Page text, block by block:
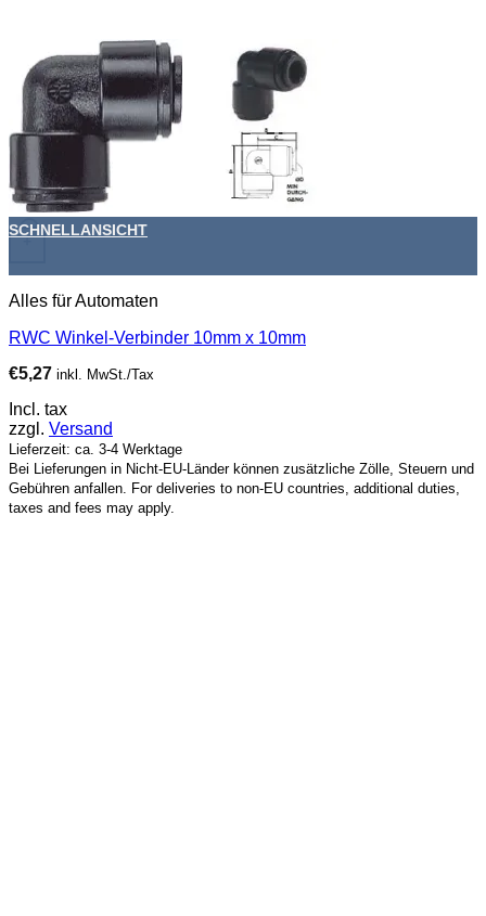
+
SCHNELLANSICHT
Alles für Automaten
RWC Winkel-Verbinder 10mm x 10mm
€5,27 inkl. MwSt./Tax
Incl. tax
zzgl. Versand
Lieferzeit: ca. 3-4 Werktage
Bei Lieferungen in Nicht-EU-Länder können zusätzliche Zölle, Steuern und
Gebühren anfallen. For deliveries to non-EU countries, additional duties,
taxes and fees may apply.